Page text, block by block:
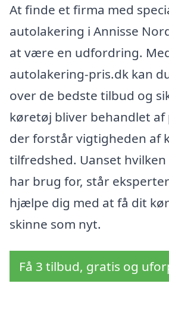
At finde et firma med
autolakering i Annisse
at være en udfordring.
autolakering-pris.dk kan
over de bedste tilbud og
køretøj bliver behandlet af
der forstår vigtigheden af
tilfredshed. Uanset
har brug for, står
hjælpe dig med at få dit
skinne som nyt.
Få 3 tilbud, gratis og